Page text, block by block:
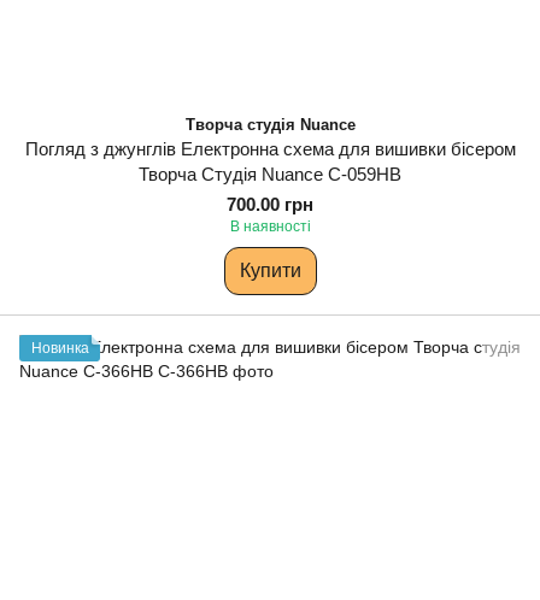
Творча студія Nuance
Погляд з джунглів Електронна схема для вишивки бісером
Творча Студія Nuance С-059НВ
700.00 грн
В наявності
Купити
Новинка